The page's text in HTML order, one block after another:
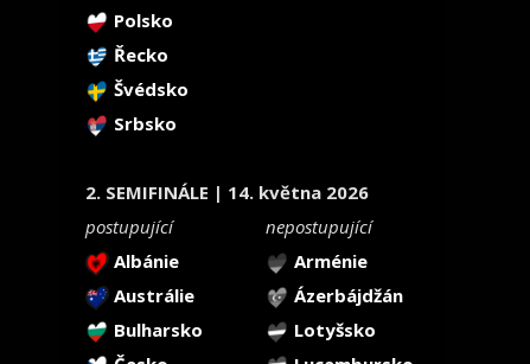
Polsko
Řecko
Švédsko
Srbsko
2. SEMIFINÁLE | 14. května 2026
postupující
nepostupující
Albánie
Arménie
Austrálie
Ázerbájdžán
Bulharsko
Lotyšsko